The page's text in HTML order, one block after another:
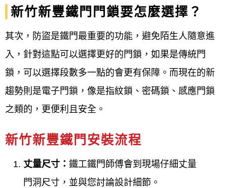
新竹新豐鐵門門鎖要怎麼選擇？
其次，防盜是鐵門最重要的功能，避免陌生人隨意進
入，針對這點可以選擇更好的門鎖，如果是傳統門
鎖，可以選擇段數多一點的會更有保障。而現在的新
趨勢則是電子門鎖，像是指紋鎖、密碼鎖、感應門鎖
之類的，更便利且安全。
新竹新豐鐵門安裝流程
丈量尺寸： 鐵工鐵門師傅會到現場仔細丈量
門洞尺寸，並與您討論設計細節。